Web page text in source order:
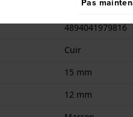
4894041979816
Cuir
15 mm
12 mm
Pas